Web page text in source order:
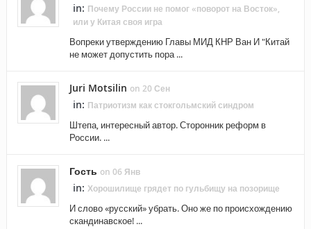
in: Почему России не помог «поворот на Восток»,
или у Китая своя игра
Вопреки утверждению Главы МИД КНР Ван И "Китай
не может допустить пора ...
Juri Motsilin on 20 Сен
in: Патриотизм как стокгольмский синдром
Штепа, интересный автор. Сторонник реформ в
России. ...
Гость on 06 Янв
in: Хорошилище грядет по гульбищу на позорище
И слово «русский» убрать. Оно же по происхождению
скандинавское! ...